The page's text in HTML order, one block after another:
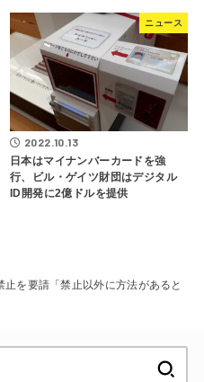
ニュース
2022.10.13
日本はマイナンバーカードを強
行、ビル・ゲイツ財団はデジタル
ID開発に2億ドルを提供
を要請「禁止以外に方法があると